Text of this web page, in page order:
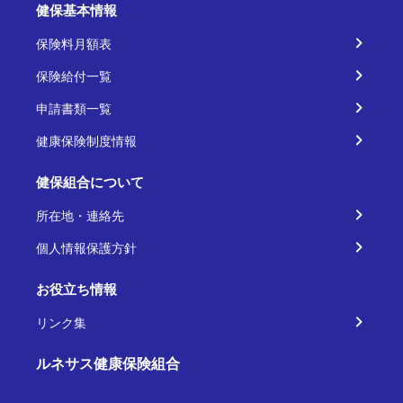
健保基本情報
保険料月額表
保険給付一覧
申請書類一覧
健康保険制度情報
健保組合について
所在地・連絡先
個人情報保護方針
お役立ち情報
リンク集
ルネサス健康保険組合